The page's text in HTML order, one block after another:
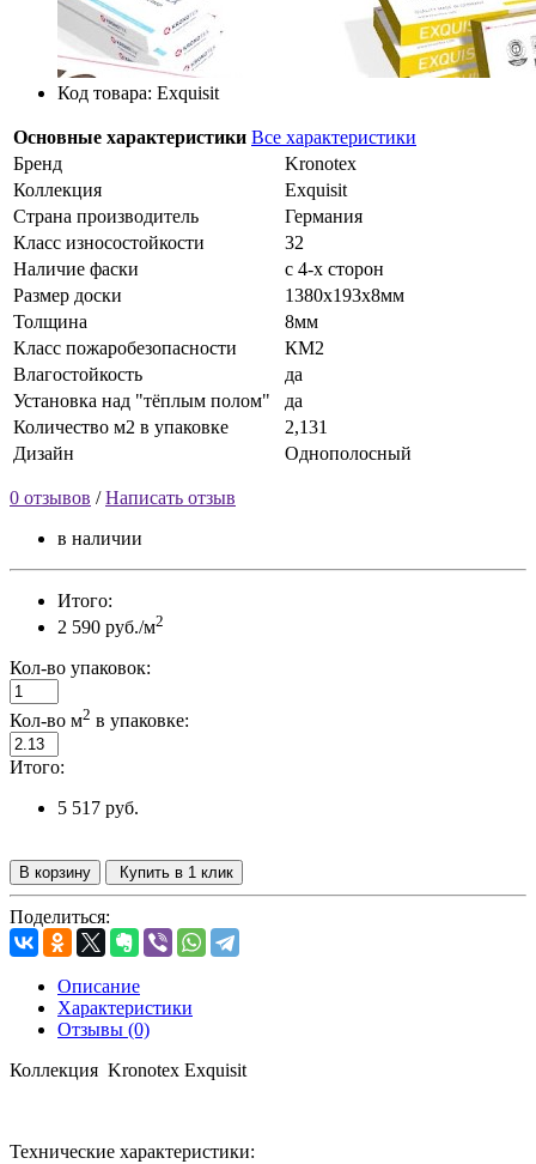
Код товара: Exquisit
Основные характеристики Все характеристики
Бренд
Kronotex
Коллекция
Exquisit
Страна производитель
Германия
Класс износостойкости
32
Наличие фаски
с 4-х сторон
Размер доски
1380х193х8мм
Толщина
8мм
Класс пожаробезопасности
КМ2
Влагостойкость
да
Установка над "тёплым полом"
да
Количество м2 в упаковке
2,131
Дизайн
Однополосный
0 отзывов /Написать отзыв
в наличии
Итого:
2 590 руб./м2
Кол-во упаковок:
Кол-во м2 в упаковке:
Итого:
5 517 руб.
В корзину Купить в 1 клик
Поделиться:
Описание
Характеристики
Отзывы (0)
Коллекция Kronotex Exquisit
Технические характеристики: